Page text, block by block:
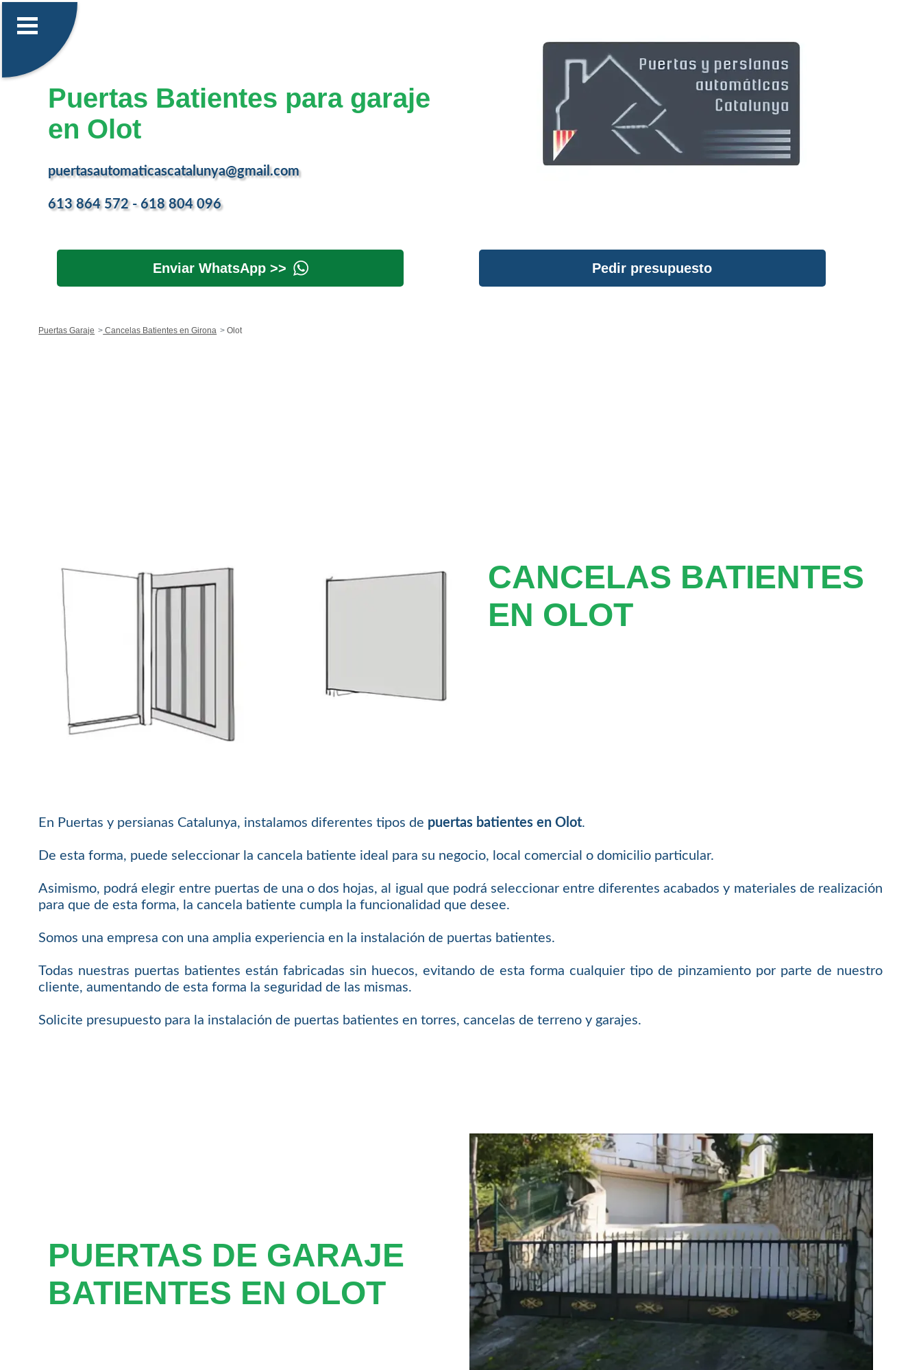
Puertas Batientes para garaje
en Olot
puertasautomaticascatalunya@gmail.com
613 864 572 - 618 804 096
Enviar WhatsApp >> Pedir presupuesto
Puertas Garaje Cancelas Batientes en Girona Olot
CANCELAS BATIENTES
EN OLOT
En Puertas y persianas Catalunya, instalamos diferentes tipos de puertas batientes en Olot.
De esta forma, puede seleccionar la cancela batiente ideal para su negocio, local comercial o domicilio particular.
Asimismo, podrá elegir entre puertas de una o dos hojas, al igual que podrá seleccionar entre diferentes acabados y materiales de realización
para que de esta forma, la cancela batiente cumpla la funcionalidad que desee.
Somos una empresa con una amplia experiencia en la instalación de puertas batientes.
Todas nuestras puertas batientes están fabricadas sin huecos, evitando de esta forma cualquier tipo de pinzamiento por parte de nuestro
cliente, aumentando de esta forma la seguridad de las mismas.
Solicite presupuesto para la instalación de puertas batientes en torres, cancelas de terreno y garajes.
PUERTAS DE GARAJE
BATIENTES EN OLOT